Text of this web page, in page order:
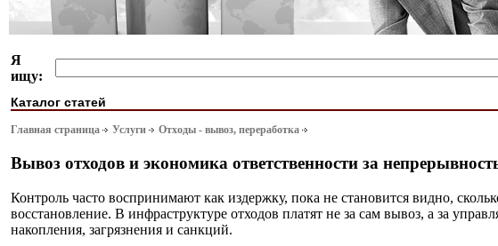
Я
ищу:
Каталог статей
Главная страница Услуги Отходы - вывоз, переработка
Вывоз отходов и экономика ответственности за
Контроль часто воспринимают как издержку, пока не становится видно,
восстановление. В инфраструктуре отходов платят не за сам вывоз, а за
накопления, загрязнения и санкций.